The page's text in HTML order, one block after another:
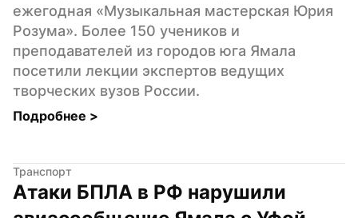
ежегодная «Музыкальная мастерская Юрия
Розума». Более 150 учеников и
преподавателей из городов юга Ямала
посетили лекции экспертов ведущих
творческих вузов России.
Подробнее >
Транспорт
Атаки БПЛА в РФ нарушили